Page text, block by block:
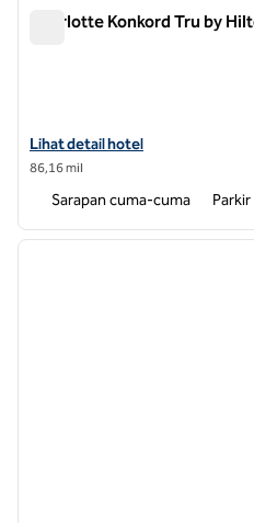
Charlotte Konkord Tru by
Lihat detail hotel untuk Tru by
Lihat detail hotel
86,16 mil
Sarapan cuma-cuma
1 dari 12